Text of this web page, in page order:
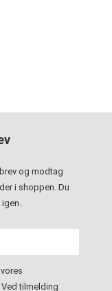
og modtag
i shoppen. Du
tilmelding